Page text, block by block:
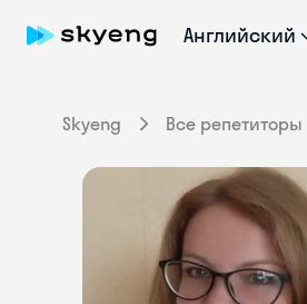
Английский
Skyeng Все репетиторы